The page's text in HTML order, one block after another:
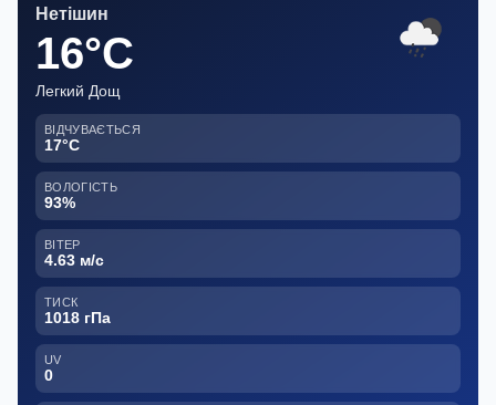
Нетішин
16°C
Легкий Дощ
ВІДЧУВАЄТЬСЯ
17°C
ВОЛОГІСТЬ
93%
ВІТЕР
4.63 м/с
ТИСК
1018 гПа
UV
0